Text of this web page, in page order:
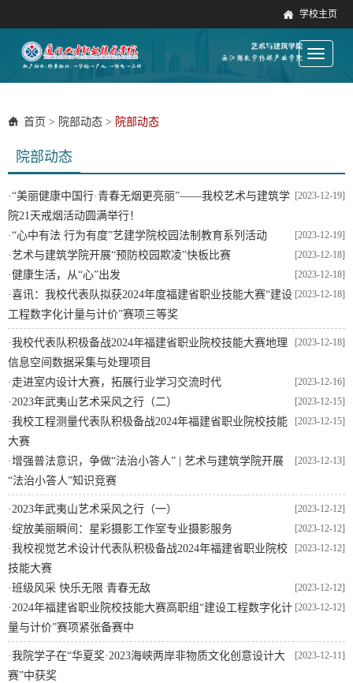
学校主页
Toggle
首页 > 院部动态 > 院部动态
院部动态
[2023-12-19]
·“美丽健康中国行·青春无烟更亮丽”——我校艺术与建筑学
院21天戒烟活动圆满举行！
[2023-12-19]
·“心中有法 行为有度”艺建学院校园法制教育系列活动
[2023-12-18]
·艺术与建筑学院开展“预防校园欺凌”快板比赛
[2023-12-18]
·健康生活，从“心”出发
[2023-12-18]
·喜讯：我校代表队拟获2024年度福建省职业技能大赛“建设
工程数字化计量与计价”赛项三等奖
[2023-12-18]
·我校代表队积极备战2024年福建省职业院校技能大赛地理
信息空间数据采集与处理项目
[2023-12-16]
·走进室内设计大赛，拓展行业学习交流时代
[2023-12-15]
·2023年武夷山艺术采风之行（二）
[2023-12-15]
·我校工程测量代表队积极备战2024年福建省职业院校技能
大赛
[2023-12-13]
·增强普法意识，争做“法治小答人” | 艺术与建筑学院开展
“法治小答人”知识竞赛
[2023-12-12]
·2023年武夷山艺术采风之行（一）
[2023-12-12]
·绽放美丽瞬间：星彩摄影工作室专业摄影服务
[2023-12-12]
·我校视觉艺术设计代表队积极备战2024年福建省职业院校
技能大赛
[2023-12-12]
·班级风采 快乐无限 青春无敌
[2023-12-12]
·2024年福建省职业院校技能大赛高职组“建设工程数字化计
量与计价”赛项紧张备赛中
[2023-12-11]
·我院学子在“华夏奖·2023海峡两岸非物质文化创意设计大
赛”中获奖